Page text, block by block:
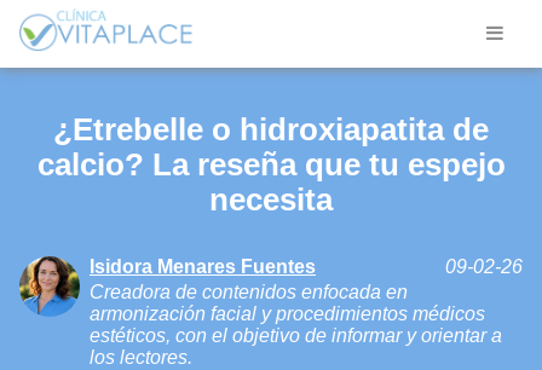
¿Etrebelle o hidroxiapatita de
calcio? La reseña que tu espejo
necesita
Isidora Menares Fuentes
09-02-26
Creadora de contenidos enfocada en
armonización facial y procedimientos médicos
estéticos, con el objetivo de informar y orientar a
los lectores.